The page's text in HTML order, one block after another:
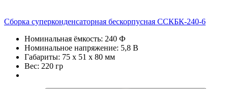
Сборка суперконденсаторная бескорпусная ССКБК-240-6
Номинальная ёмкость: 240 Ф
Номинальное напряжение: 5,8 В
Габариты: 75 х 51 х 80 мм
Вес: 220 гр